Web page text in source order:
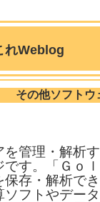
れWeblog
その他ソフトウ
管理・解析
です。「Ｇ
保存・解析で
フトやデー